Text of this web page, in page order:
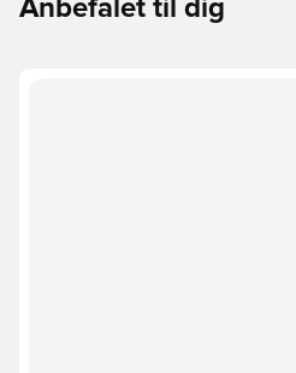
Anbefalet til dig